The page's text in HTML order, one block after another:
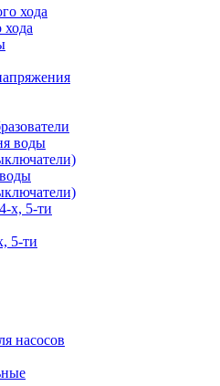
хода
5-ти
насосов